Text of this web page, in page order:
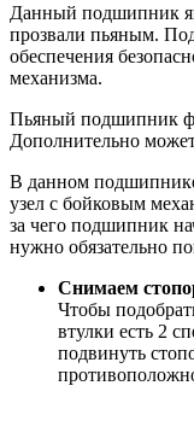
Данный подшипник
прозвали пьяным.
обеспечения
механизма.
Пьяный подшипник
Дополнительно может
В данном
узел с бойковым
за чего подшипник
нужно обязательно
Снимаем
Чтобы
втулки есть 2
подвинуть